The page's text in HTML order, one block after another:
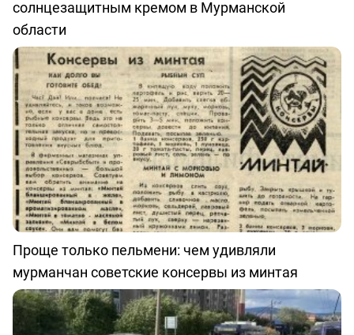
солнцезащитным кремом в Мурманской
области
Проще только пельмени: чем удивляли
мурманчан советские консервы из минтая